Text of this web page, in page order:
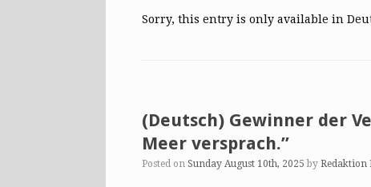
Sorry, this entry is only available in
(Deutsch) Gewinner der
Meer versprach.”
Posted on Sunday August 10th, 2025 by Redaktion